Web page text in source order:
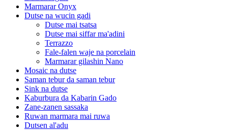
Marmarar Onyx
Dutse na wucin gadi
Dutse mai tsatsa
Dutse mai siffar ma'adini
Terrazzo
Fale-falen waje na porcelain
Marmarar gilashin Nano
Mosaic na dutse
Saman tebur da saman tebur
Sink na dutse
Kaburbura da Kabarin Gado
Zane-zanen sassaka
Ruwan marmara mai ruwa
Dutsen al'adu